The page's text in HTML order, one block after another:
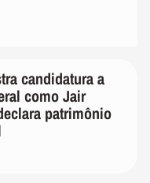
candidatura a
como Jair
patrimônio